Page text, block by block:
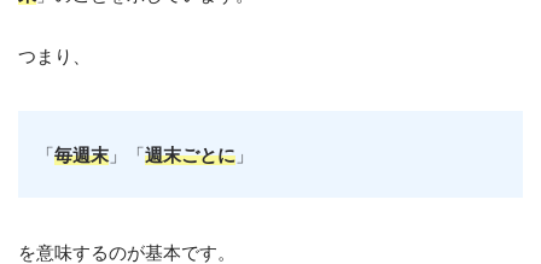
つまり、
「毎週末 」「週末ごとに 」
を意味するのが基本です。